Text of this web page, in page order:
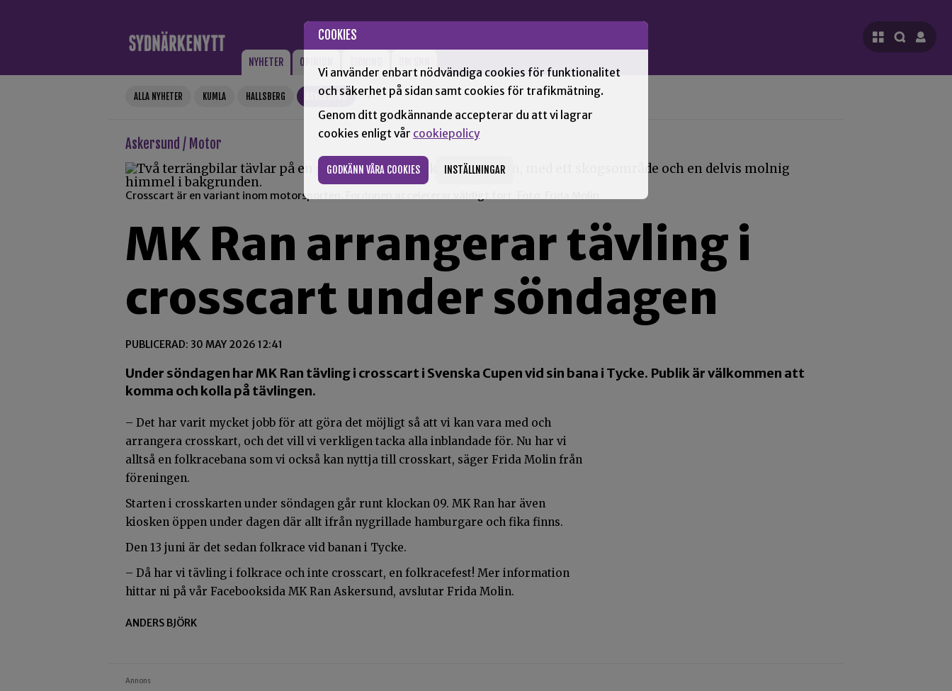
COOKIES
Vi använder enbart nödvändiga cookies för funktionalitet
och säkerhet på sidan samt cookies för trafikmätning.
Genom ditt godkännande accepterar du att vi lagrar
cookies enligt vår cookiepolicy
GODKÄNN VÅRA COOKIES INSTÄLLNINGAR
NYHETER OPINION
ALLA NYHETER KUMLA HALLSBERG ASKERSUND +
Askersund / Motor
Crosscart är en variant inom motorsporten. Fordonen accelererar väldigt fort. Foto: Frida Molin
MK Ran arrangerar tävling i
crosscart under söndagen
PUBLICERAD: 30 MAY 2026 12:41
Under söndagen har MK Ran tävling i crosscart i Svenska Cupen vid sin bana i Tycke. Publik är välkommen att
komma och kolla på tävlingen.
– Det har varit mycket jobb för att göra det möjligt så att vi kan vara med och
arrangera crosskart, och det vill vi verkligen tacka alla inblandade för. Nu har vi
alltså en folkracebana som vi också kan nyttja till crosskart, säger Frida Molin från
föreningen.
Starten i crosskarten under söndagen går runt klockan 09. MK Ran har även
kiosken öppen under dagen där allt ifrån nygrillade hamburgare och fika finns.
Den 13 juni är det sedan folkrace vid banan i Tycke.
– Då har vi tävling i folkrace och inte crosscart, en folkracefest! Mer information
hittar ni på vår Facebooksida MK Ran Askersund, avslutar Frida Molin.
ANDERS BJÖRK
Annons